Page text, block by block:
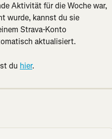
Aktivität für die Woche war,
wurde, kannst du sie
Strava-Konto
aktualisiert.
du hier.